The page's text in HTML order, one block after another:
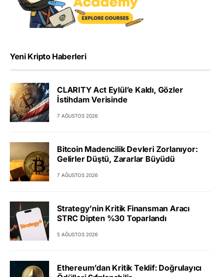
Yeni Kripto Haberleri
CLARITY Act Eylül’e Kaldı, Gözler
İstihdam Verisinde
7 AĞUSTOS 2026
Bitcoin Madencilik Devleri Zorlanıyor:
Gelirler Düştü, Zararlar Büyüdü
7 AĞUSTOS 2026
Strategy’nin Kritik Finansman Aracı
STRC Dipten %30 Toparlandı
5 AĞUSTOS 2026
Ethereum’dan Kritik Teklif: Doğrulayıcı